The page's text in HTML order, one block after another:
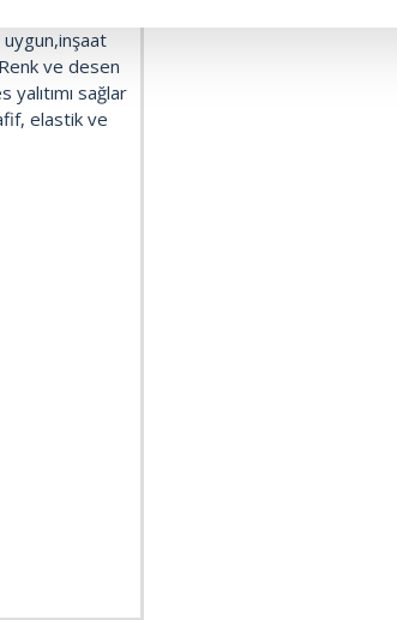
kültürüne
uygun,inşaat
ve desen
yalıtımı sağlar
elastik ve